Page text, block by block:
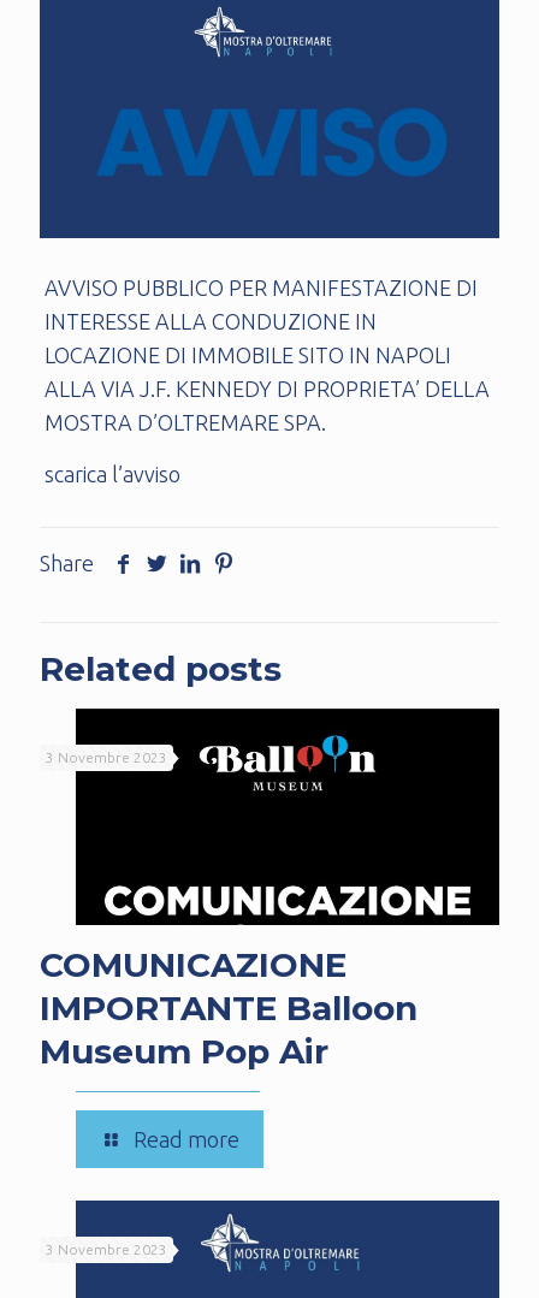
AVVISO PUBBLICO PER MANIFESTAZIONE DI
INTERESSE ALLA CONDUZIONE IN
LOCAZIONE DI IMMOBILE SITO IN NAPOLI
ALLA VIA J.F. KENNEDY DI PROPRIETA’ DELLA
MOSTRA D’OLTREMARE SPA.
scarica l’avviso
Share
Related posts
3 Novembre 2023
COMUNICAZIONE
IMPORTANTE Balloon
Museum Pop Air
Read more
COMUNICAZIONE
IMPORTANTE
Balloon
Museum
3 Novembre 2023